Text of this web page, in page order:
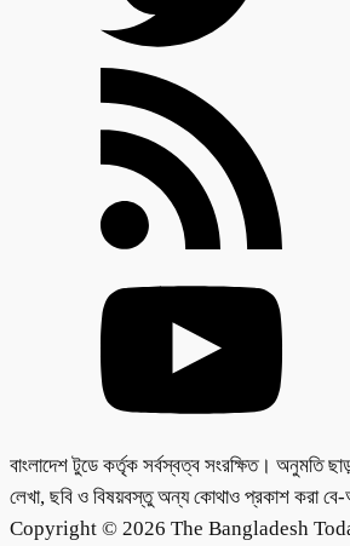
বাংলাদেশ টুডে কর্তৃক সর্বস্বত্ব সংরক্ষিত। অনুমতি
লেখা, ছবি ও বিষয়বস্তু অন্য কোথাও প্রকাশ করা
Copyright © 2026 The Bangladesh